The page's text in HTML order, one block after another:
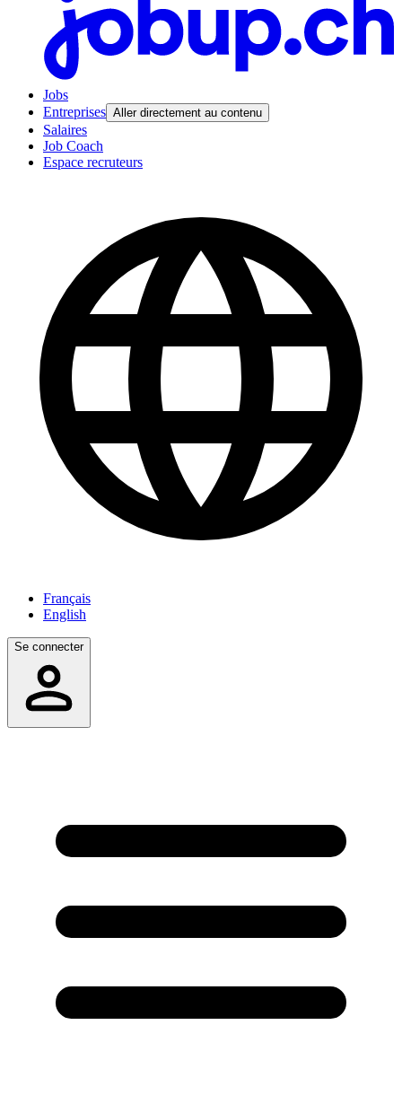
Jobs
Entreprises Aller directement au contenu
Salaires
Job Coach
Espace recruteurs
Français
English
Se connecter